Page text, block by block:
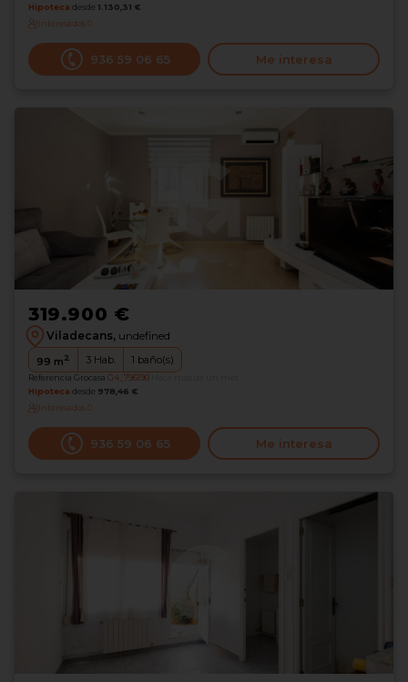
Hipoteca desde 1.130,31 €
Interesados0
936 59 06 65 Me interesa
319.900 €
Viladecans, undefined
99 m2 3 Hab. 1 baño(s)
Referencia Grocasa G4_796190
Hipoteca desde 978,46 €
Interesados0
936 59 06 65 Me interesa